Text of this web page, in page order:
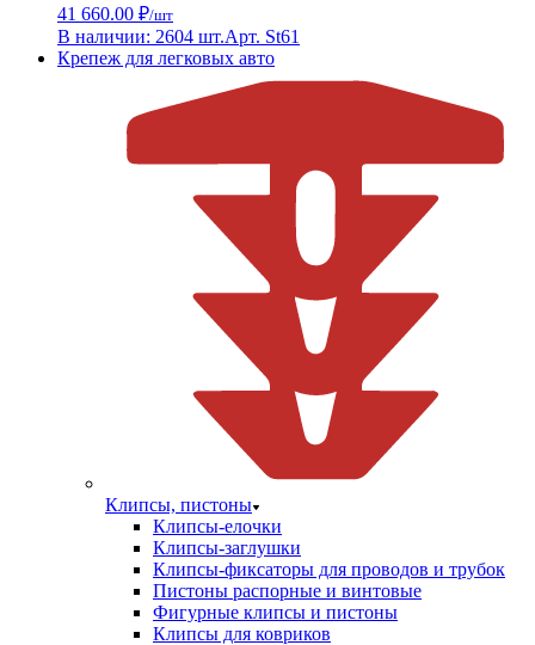
41 660.00 ₽/шт
В наличии: 2604 шт.Арт. St61
Крепеж для легковых авто
Клипсы, пистоны
Клипсы-елочки
Клипсы-заглушки
Клипсы-фиксаторы для проводов и трубок
Пистоны распорные и винтовые
Фигурные клипсы и пистоны
Клипсы для ковриков